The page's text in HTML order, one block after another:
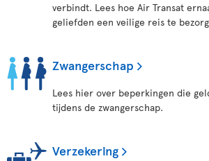
verbindt. Lees hoe Air Transat
geliefden een veilige reis te
Zwangerschap
Lees hier over beperkingen die
tijdens de zwangerschap.
Verzekering